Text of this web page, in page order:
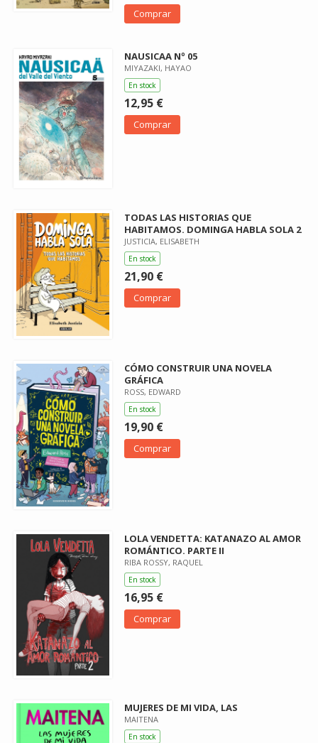
Comprar
NAUSICAA Nº 05
MIYAZAKI, HAYAO
En stock
12,95 €
Comprar
TODAS LAS HISTORIAS QUE
HABITAMOS. DOMINGA HABLA SOLA 2
JUSTICIA, ELISABETH
En stock
21,90 €
Comprar
CÓMO CONSTRUIR UNA NOVELA
GRÁFICA
ROSS, EDWARD
En stock
19,90 €
Comprar
LOLA VENDETTA: KATANAZO AL AMOR
ROMÁNTICO. PARTE II
RIBA ROSSY, RAQUEL
En stock
16,95 €
Comprar
MUJERES DE MI VIDA, LAS
MAITENA
En stock